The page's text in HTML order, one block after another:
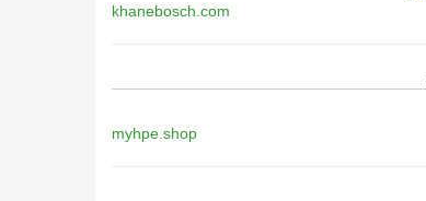
khanebosch.com
myhpe.shop